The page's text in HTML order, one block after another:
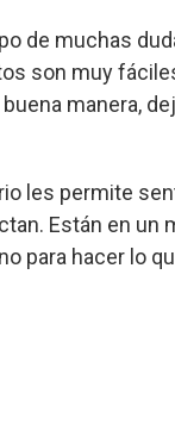
de muchas
son muy
manera,
les permite
Están en un
para hacer lo